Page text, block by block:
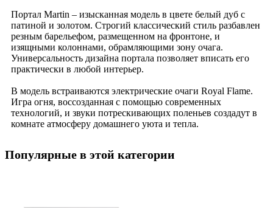
Портал Martin – изысканная модель в цвете белый дуб с
патиной и золотом. Строгий классический стиль разбавлен
резным барельефом, размещенном на фронтоне, и
изящными колоннами, обрамляющими зону очага.
Универсальность дизайна портала позволяет вписать его
практически в любой интерьер.
В модель встраиваются электрические очаги Royal Flame.
Игра огня, воссозданная с помощью современных
технологий, и звуки потрескивающих поленьев создадут в
комнате атмосферу домашнего уюта и тепла.
Популярные в этой категории